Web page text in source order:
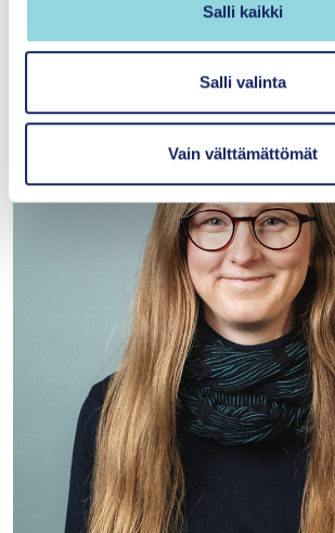
Salli kaikki
Salli valinta
Vain välttämättömät
Tutkimusartikkelin